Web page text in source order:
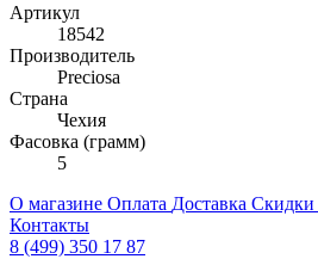
Артикул
18542
Производитель
Preciosa
Страна
Чехия
Фасовка (грамм)
5
О магазине Оплата Доставка Скидки
Контакты
8 (499) 350 17 87